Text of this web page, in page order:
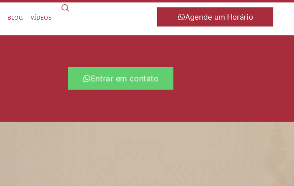
BLOG VÍDEOS Agende um Horário
Entrar em contato